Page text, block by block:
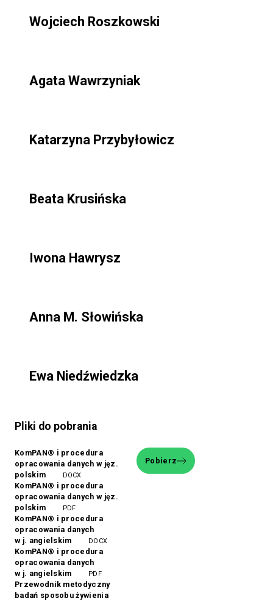
Wojciech Roszkowski
Agata Wawrzyniak
Katarzyna Przybyłowicz
Beata Krusińska
Iwona Hawrysz
Anna M. Słowińska
Ewa Niedźwiedzka
Pliki do pobrania
KomPAN® i procedura
opracowania danych w jęz.
polskim
DOCX
KomPAN® i procedura
opracowania danych w jęz.
polskim
PDF
KomPAN® i procedura
opracowania danych
w j. angielskim
DOCX
KomPAN® i procedura
opracowania danych
w j. angielskim
PDF
Przewodnik metodyczny
badań sposobu żywienia
Pobierz